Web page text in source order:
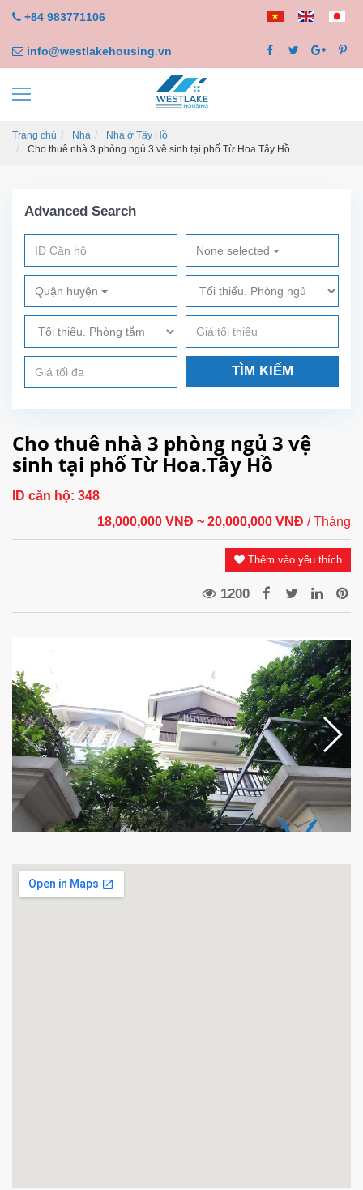
+84 983771106
info@westlakehousing.vn
Trang chủ Nhà
Nhà ở Tây Hồ
Cho thuê nhà 3 phòng ngủ 3 vệ sinh tại phố Từ Hoa.Tây Hồ
Advanced Search
None selected
Quận huyện
TÌM KIẾM
Cho thuê nhà 3 phòng ngủ 3 vệ
sinh tại phố Từ Hoa.Tây Hồ
ID căn hộ: 348
18,000,000 VNĐ ~ 20,000,000 VNĐ / Tháng
Thêm vào yêu thích
1200